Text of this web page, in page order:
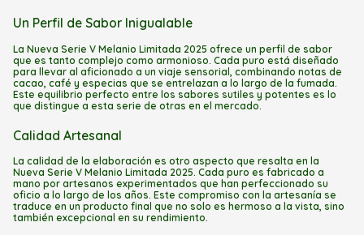
Un Perfil de Sabor Inigualable
La Nueva Serie V Melanio Limitada 2025 ofrece un perfil de sabor
que es tanto complejo como armonioso. Cada puro está diseñado
para llevar al aficionado a un viaje sensorial, combinando notas de
cacao, café y especias que se entrelazan a lo largo de la fumada.
Este equilibrio perfecto entre los sabores sutiles y potentes es lo
que distingue a esta serie de otras en el mercado.
Calidad Artesanal
La calidad de la elaboración es otro aspecto que resalta en la
Nueva Serie V Melanio Limitada 2025. Cada puro es fabricado a
mano por artesanos experimentados que han perfeccionado su
oficio a lo largo de los años. Este compromiso con la artesanía se
traduce en un producto final que no solo es hermoso a la vista, sino
también excepcional en su rendimiento.